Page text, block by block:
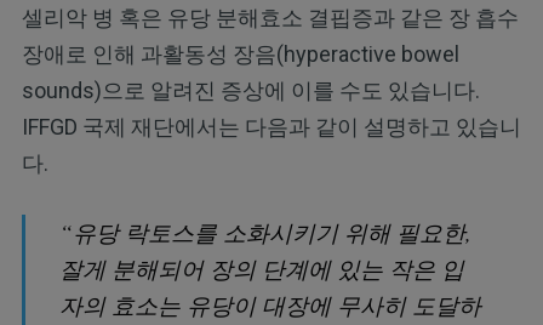
셀리악 병 혹은 유당 분해효소 결핍증과 같은 장 흡수
장애로 인해 과활동성 장음(hyperactive bowel
sounds)으로 알려진 증상에 이를 수도 있습니다.
IFFGD 국제 재단에서는 다음과 같이 설명하고 있습니
다.
“유당 락토스를 소화시키기 위해 필요한,
잘게 분해되어 장의 단계에 있는 작은 입
자의 효소는 유당이 대장에 무사히 도달하